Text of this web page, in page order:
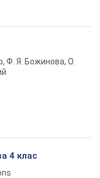
Ф. Я. Божинова, О.
4 клас